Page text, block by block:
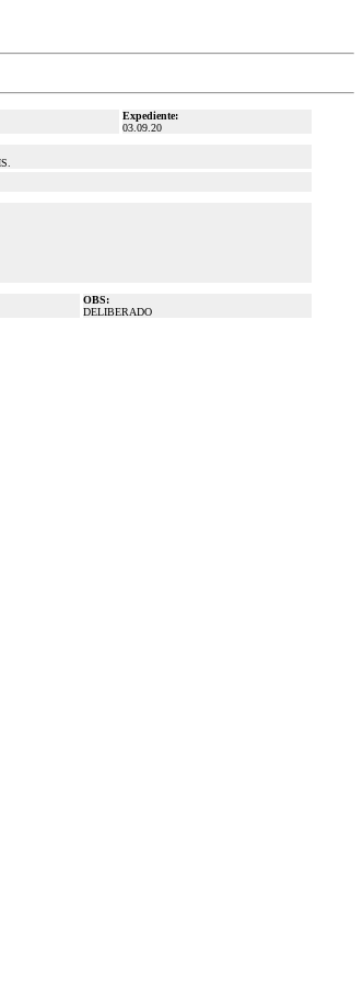
Expediente:
03.09.20
OBS:
DELIBERADO